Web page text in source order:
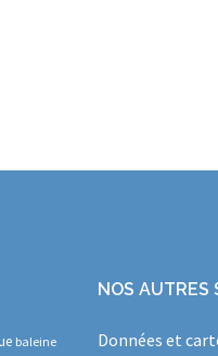
baleine
NOS AUTRES
Données et